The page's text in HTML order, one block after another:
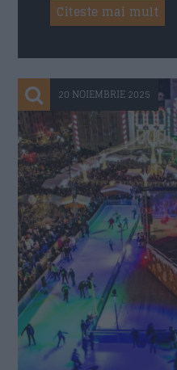
Citeste mai mult
20 NOIEMBRIE 2025